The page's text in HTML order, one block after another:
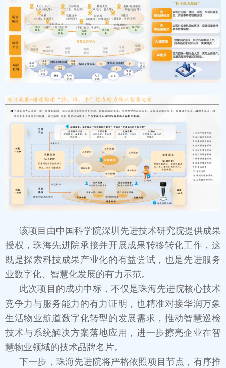
该项目由中国科学院深圳先进技术研究院提供成果
授权，珠海先进院承接并开展成果转移转化工作，这
既是探索科技成果产业化的有益尝试，也是先进服务
业数字化、智慧化发展的有力示范。
此次项目的成功中标，不仅是珠海先进院核心技术
竞争力与服务能力的有力证明，也精准对接华润万象
生活物业航道数字化转型的发展需求，推动智慧巡检
技术与系统解决方案落地应用，进一步擦亮企业在智
慧物业领域的技术品牌名片。
下一步，珠海先进院将严格依照项目节点，有序推